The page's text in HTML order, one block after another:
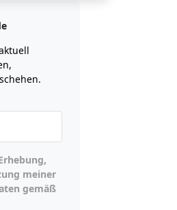
meiner
gemäß